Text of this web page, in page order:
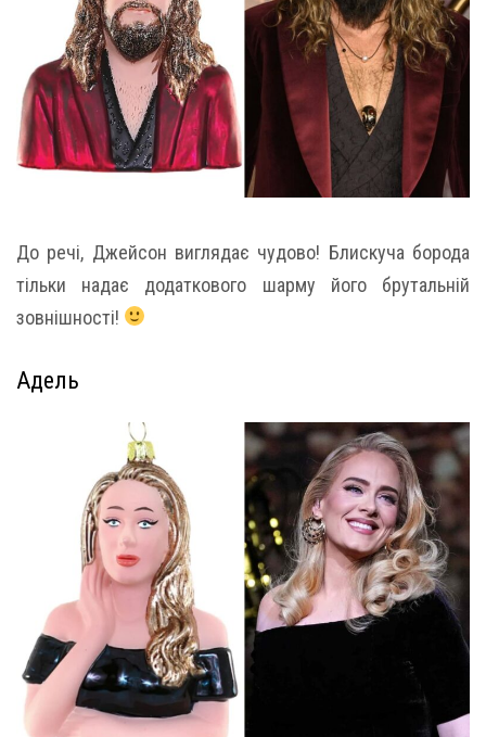
До речі, Джейсон виглядає чудово! Блискуча борода
тільки надає додаткового шарму його брутальній
зовнішності!
Адель